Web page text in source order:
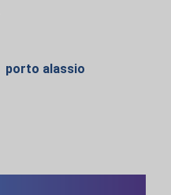
porto alassio